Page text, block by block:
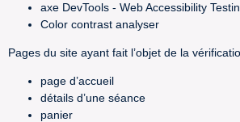
axe DevTools - Web Accessibility
Color contrast analyser
Pages du site ayant fait l’objet de la
page d’accueil
détails d’une séance
panier